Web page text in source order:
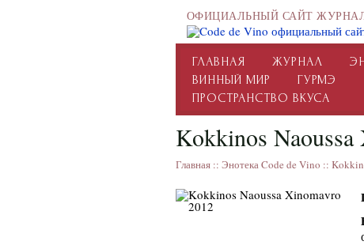
ОФИЦИАЛЬНЫЙ САЙТ
ГЛАВНАЯ ЖУРНАЛ
ВИННЫЙ МИР
ГУРМЭ
ПРОСТРАНСТВО ВКУСА
Kokkinos
Главная:: Энотека Code de Vino ::